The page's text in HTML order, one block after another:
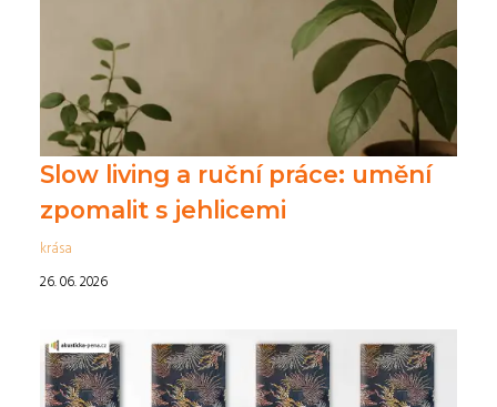
Slow living a ruční práce: umění
zpomalit s jehlicemi
krása
26. 06. 2026